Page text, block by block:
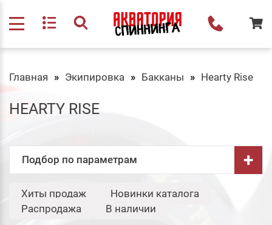
Главная Экипировка Бакканы Hearty Rise
HEARTY RISE
Подбор по параметрам +
Бренд:
Свернуть
Etuoh
Хиты продаж
Новинки каталога
Распродажа
В наличии